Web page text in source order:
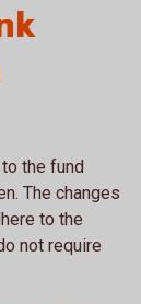
the fund
The changes
to the
not require